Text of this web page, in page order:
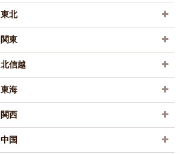
東北
関東
北信越
東海
関西
中国